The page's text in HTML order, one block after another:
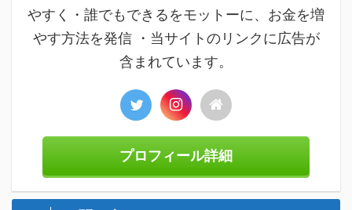
やすく・誰でもできるをモットーに、お金を増
やす方法を発信 ・当サイトのリンクに広告が
含まれています。
プロフィール詳細